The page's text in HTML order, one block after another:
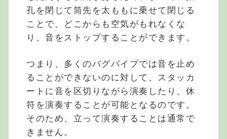
孔を閉じて筒先を太ももに乗せて閉じる
ことで、どこからも空気がもれなくな
り、音をストップすることができます。
つまり、多くのバグパイプでは音を止め
ることができないのに対して、スタッカ
ートに音を区切りながら演奏したり、休
符を演奏することが可能となるのです。
そのため、立って演奏することは通常で
きません。